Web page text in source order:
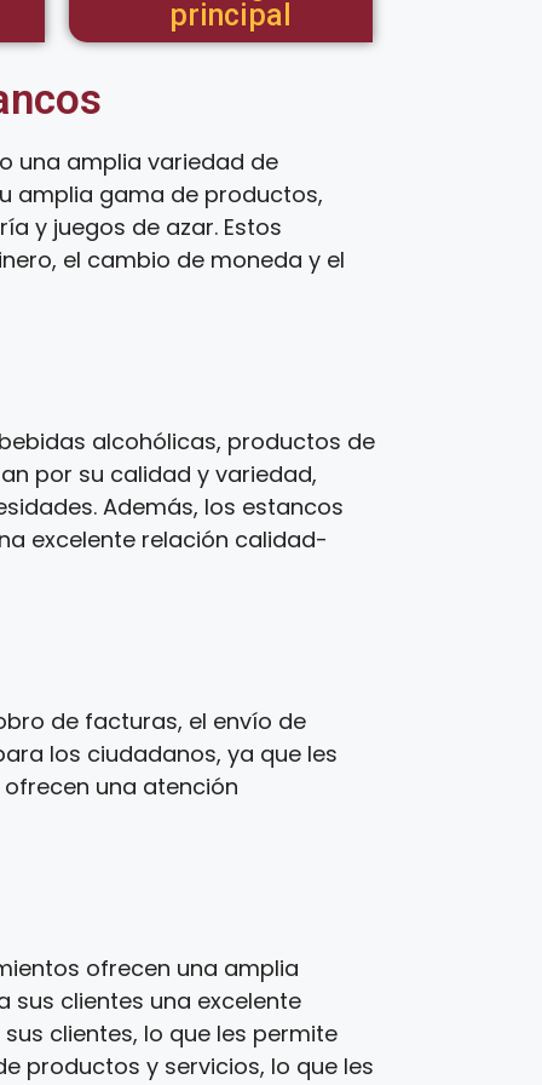
principal
una amplia variedad de
amplia gama de productos,
y juegos de azar. Estos
el cambio de moneda y el
alcohólicas, productos de
por su calidad y variedad,
Además, los estancos
excelente relación calidad-
de facturas, el envío de
los ciudadanos, ya que les
una atención
ofrecen una amplia
clientes una excelente
clientes, lo que les permite
productos y servicios, lo que les